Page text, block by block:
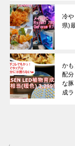
冷
県)
か
配
な
成